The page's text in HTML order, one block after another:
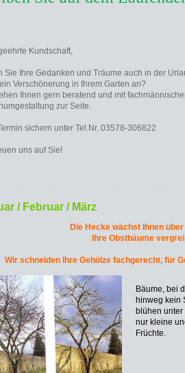
Kundschaft,
Sie Ihre Gedanken und Träume auch in der
Verschönerung in Ihrem Garten an?
Ihnen gern beratend und mit
zur Seite.
sichern unter Tel.Nr. 03578-306822
uns auf Sie!
/ Februar / März
Die Hecke wächst Ihnen
Ihre Obstbäume
Wir schneiden Ihre Gehölze fachgerecht, für
Bäume, bei
hinweg kein
blühen
nur kleine
Früchte.